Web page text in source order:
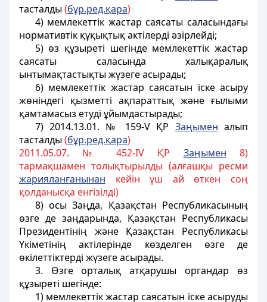
тасталды(бұр.ред.қара)
4) мемлекеттік жастар саясаты саласындағы
нормативтiк құқықтық актілердi әзiрлейдi;
5) өз құзыретi шегiнде мемлекеттік жастар
саясаты саласында халықаралық
ынтымақтастықты жүзеге асырады;
6) мемлекеттік жастар саясатын iске асыру
жөніндегі қызметтi ақпараттық және ғылыми
қамтамасыз етудi ұйымдастырады;
7) 2014.13.01. № 159-V ҚР Заңымен алып
тасталды(бұр.ред.қара)
2011.05.07. № 452-IV ҚР Заңымен 8)
тармақшамен толықтырылды (алғашқы ресми
жарияланғанынан кейін үш ай өткен соң
қолданысқа енгізілді)
8) осы Заңда, Қазақстан Республикасының
өзге де заңдарында, Қазақстан Республикасы
Президентінің және Қазақстан Республикасы
Үкіметінің актілерінде көзделген өзге де
өкілеттіктерді жүзеге асырады.
3. Өзге орталық атқарушы органдар өз
құзыретi шегінде:
1) мемлекеттік жастар саясатын iске асыруды